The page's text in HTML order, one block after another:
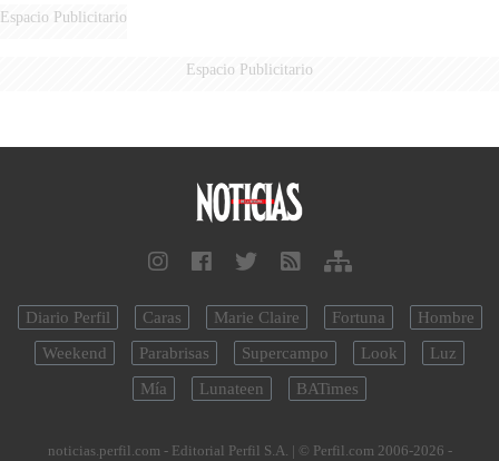
Espacio Publicitario
Espacio Publicitario
Diario Perfil Caras Marie Claire Fortuna
Hombre
Weekend
Parabrisas Supercampo Look
Luz
Mía
Lunateen BATimes
noticias.perfil.com - Editorial Perfil S.A. | © Perfil.com 2006-2026 -